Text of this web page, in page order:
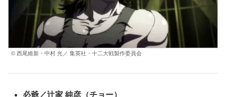
© 西尾維新・中村 光／ 集英社・十二大戦製作委員会
必爺／辻家 純彦 （チョー）